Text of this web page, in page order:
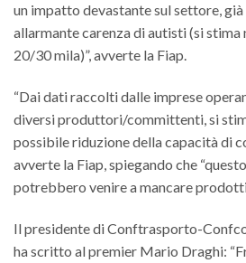
un impatto devastante sul settore,
allarmante carenza di autisti (si stima
20/30 mila)”, avverte la Fiap.
“Dai dati raccolti dalle imprese
diversi produttori/committenti, si
possibile riduzione della capacità di
avverte la Fiap, spiegando che
potrebbero venire a mancare prodotti
Il presidente di Conftrasporto-
ha scritto al premier Mario Draghi: